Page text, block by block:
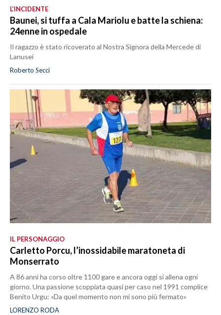
L’INCIDENTE
Baunei, si tuffa a Cala Mariolu e batte la schiena:
24enne in ospedale
Il ragazzo è stato ricoverato al Nostra Signora della Mercede di
Lanusei
Roberto Secci
IL PERSONAGGIO
Carletto Porcu, l’inossidabile maratoneta di
Monserrato
A 86 anni ha corso oltre 1100 gare e ancora oggi si allena ogni
giorno. Una passione scoppiata quasi per caso nel 1991 complice
Benito Urgu: «Da quel momento non mi sono più fermato»
LORENZO RODA